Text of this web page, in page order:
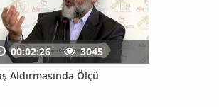
Aldırmasında Ölçü
00:02:26 3045